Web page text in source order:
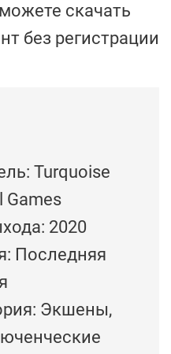
скачать
без регистрации
Turquoise
Games
2020
Последняя
Экшены,